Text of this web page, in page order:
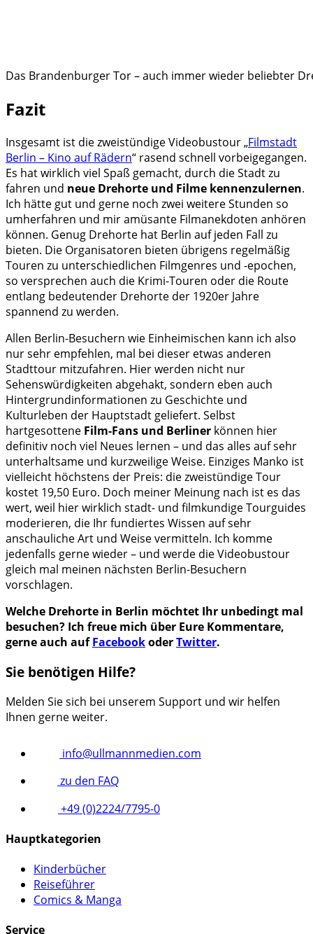
Das Brandenburger Tor – auch immer wieder beliebter
Fazit
Insgesamt ist die zweistündige Videobustour „Filmstadt
Berlin – Kino auf Rädern“ rasend schnell vorbeigegangen.
Es hat wirklich viel Spaß gemacht, durch die Stadt zu
fahren und neue Drehorte und Filme kennenzulernen.
Ich hätte gut und gerne noch zwei weitere Stunden so
umherfahren und mir amüsante Filmanekdoten anhören
können. Genug Drehorte hat Berlin auf jeden Fall zu
bieten. Die Organisatoren bieten übrigens regelmäßig
Touren zu unterschiedlichen Filmgenres und -epochen,
so versprechen auch die Krimi-Touren oder die Route
entlang bedeutender Drehorte der 1920er Jahre
spannend zu werden.
Allen Berlin-Besuchern wie Einheimischen kann ich also
nur sehr empfehlen, mal bei dieser etwas anderen
Stadttour mitzufahren. Hier werden nicht nur
Sehenswürdigkeiten abgehakt, sondern eben auch
Hintergrundinformationen zu Geschichte und
Kulturleben der Hauptstadt geliefert. Selbst
hartgesottene Film-Fans und Berliner können hier
definitiv noch viel Neues lernen – und das alles auf sehr
unterhaltsame und kurzweilige Weise. Einziges Manko ist
vielleicht höchstens der Preis: die zweistündige Tour
kostet 19,50 Euro. Doch meiner Meinung nach ist es das
wert, weil hier wirklich stadt- und filmkundige Tourguides
moderieren, die Ihr fundiertes Wissen auf sehr
anschauliche Art und Weise vermitteln. Ich komme
jedenfalls gerne wieder – und werde die Videobustour
gleich mal meinen nächsten Berlin-Besuchern
vorschlagen.
Welche Drehorte in Berlin möchtet Ihr unbedingt mal
besuchen? Ich freue mich über Eure Kommentare,
gerne auch aufFacebookoderTwitter.
Sie benötigen Hilfe?
Melden Sie sich bei unserem Support und wir helfen
Ihnen gerne weiter.
info@ullmannmedien.com
zu den FAQ
+49 (0)2224/7795-0
Hauptkategorien
Kinderbücher
Reiseführer
Comics & Manga
Service